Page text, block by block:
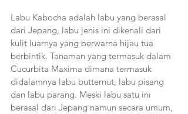
Labu Kabocha adalah labu yang berasal
dari Jepang, labu jenis ini dikenali dari
kulit luarnya yang berwarna hijau tua
berbintik. Tanaman yang termasuk dalam
Cucurbita Maxima dimana termasuk
didalamnya labu butternut, labu pisang
dan labu parang. Meski labu satu ini
berasal dari Jepang namun secara umum,